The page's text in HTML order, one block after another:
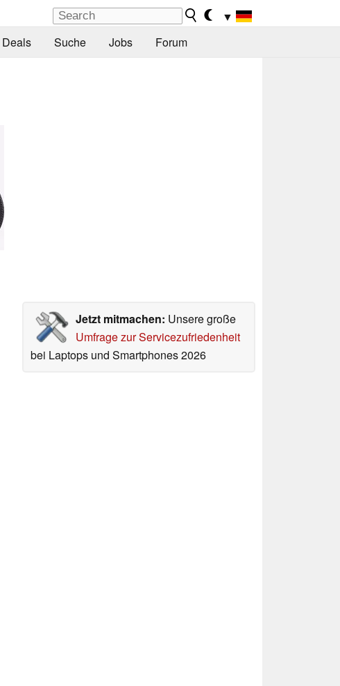
▼
Deals Suche Jobs Forum
Jetzt mitmachen: Unsere große
Umfrage zur Servicezufriedenheit
bei Laptops und Smartphones 2026